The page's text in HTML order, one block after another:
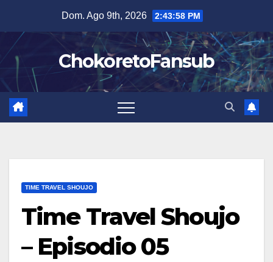
contenuto
Dom. Ago 9th, 2026 2:43:59 PM
ChokoretoFansub
TIME TRAVEL SHOUJO
Time Travel Shoujo
– Episodio 05